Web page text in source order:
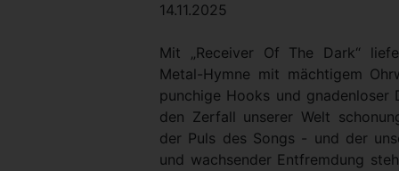
14.11.2025
Mit „Receiver Of The Dark“
Metal-Hymne mit mächtigem
punchige Hooks und
den Zerfall unserer Welt
der Puls des Songs - und der
und wachsender Entfremdung